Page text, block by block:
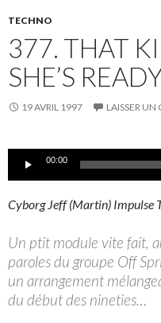
TECHNO
377. THAT
SHE’S
19 AVRIL 1997 LAISSER
Lecteur00:00
Cyborg Jeff (Martin) Impulse
Un ptit module vite fait,
paroles du groupe Off
un arrangement
du début des nineties…